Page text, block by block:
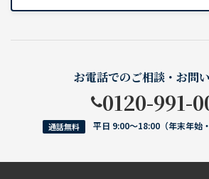
お電話でのご相談・お問
0120-991-
通話無料 平日 9:00〜18:00（年末年始